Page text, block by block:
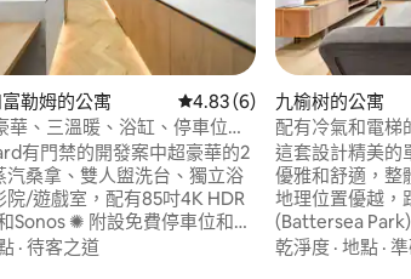
勒姆的公寓 從 6 則評價中獲得 4.83 的平
4.83 (6)
華、三溫暖、浴缸、停車位和
有門禁的開發案中超豪華的2
汽桑拿、雙人盥洗台、獨立浴
/遊戲室，配有85吋4K HDR
Sonos ✺ 附設免費停車位和
保全 ✺ 自助入住時間為週一至
· 待客之道
九榆树的公寓
配有冷氣和電梯
這套設計精美的
優雅和舒適，整體
地理位置優越，
(Battersea
Thames) 和著名
乾淨度 · 地點 ·